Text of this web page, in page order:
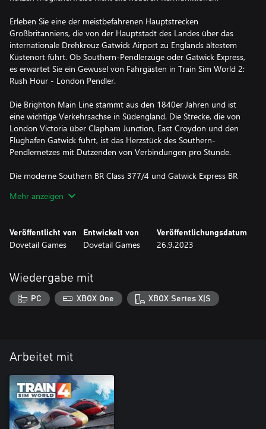
Erleben Sie eine der meistbefahrenen Hauptstrecken
Großbritanniens, die von der Hauptstadt des Landes über das
internationale Drehkreuz Gatwick Airport zu Englands ältestem
Küstenort führt. Ob Southern-Pendlerzüge oder Gatwick Express,
es erwartet Sie ein Gewusel von Fahrgästen in Train Sim World 2:
Rush Hour - London Pendler.
Die Brighton Main Line stammt aus den 1840er Jahren und ist
eine wichtige Verkehrsachse in Südengland. Die Strecke, die von
London Victoria über Clapham Junction, East Croydon und den
Flughafen Gatwick führt, ist das Herzstück des Southern-
Pendlernetzes mit Dutzenden von Verbindungen pro Stunde.
Die moderne Southern BR Class 377/4 und Gatwick Express BR
Londons und East Sussex schnell ins Stadtzentrum und sorgen
Mehr anzeigen
Veröffentlicht von
Dovetail Games
Entwickelt von
Dovetail Games
Veröffentlichungsdatum
26.9.2023
Wiedergabe mit
PC XBOX One XBOX Series X|S
Arbeitet mit